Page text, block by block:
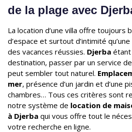
de la plage avec
La location d’une villa offre toujours
d’espace et surtout d’intimité
des vacances réussies. Djerba
destination, passer par un service
peut sembler tout naturel.
mer, présence d’un jardin et d’une
chambres… Tous ces critères sont
notre système de location de
à Djerba qui vous offre tout le
votre recherche en ligne.